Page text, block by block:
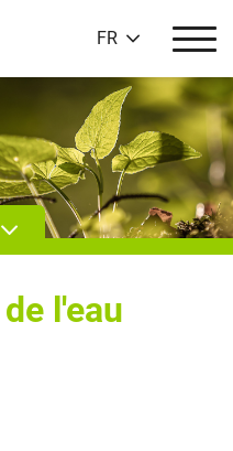
FR
l'eau